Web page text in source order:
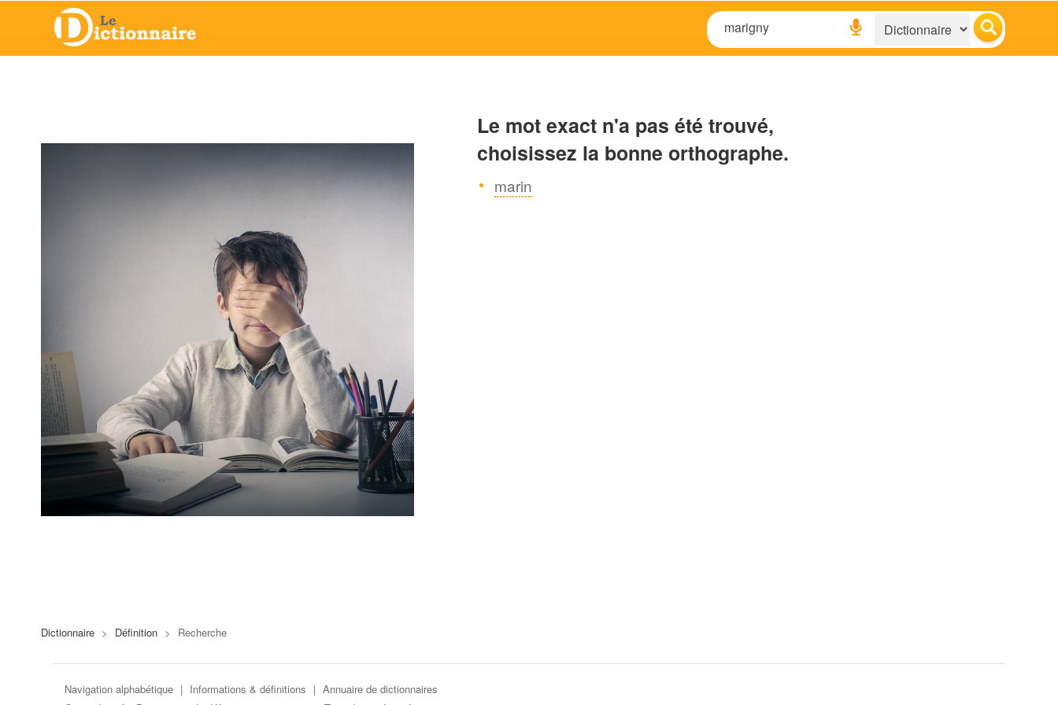
Le mot exact n'a pas été trouvé,
choisissez la bonne orthographe.
marin
Dictionnaire > Définition > Recherche
Navigation alphabétique | Informations & définitions | Annuaire de dictionnaires